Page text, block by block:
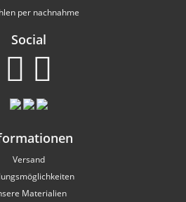
Social
Versand
Materialien